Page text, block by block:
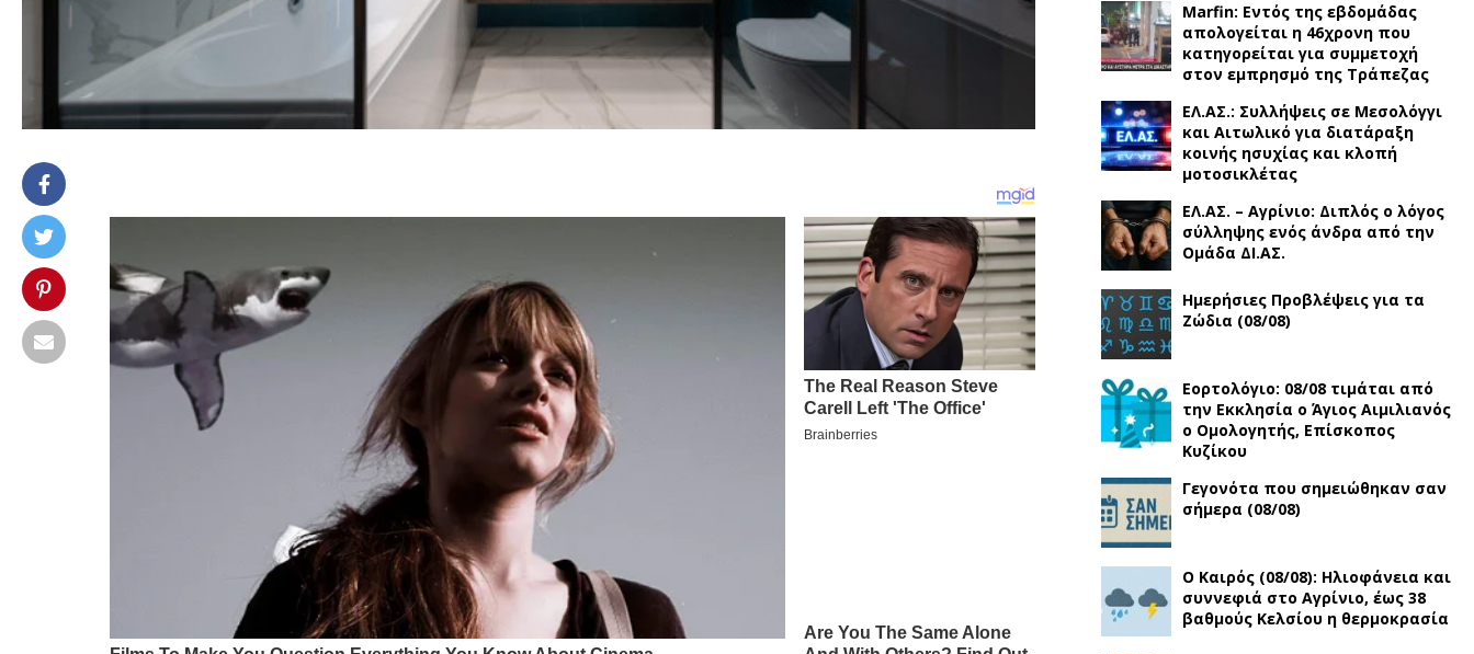
Marfin: Εντός της εβδομάδας
απολογείται η 46χρονη που
κατηγορείται για συμμετοχή
στον εμπρησμό της Τράπεζας
ΕΛ.ΑΣ.: Συλλήψεις σε Μεσολόγγι
και Αιτωλικό για διατάραξη
κοινής ησυχίας και κλοπή
μοτοσικλέτας
ΕΛ.ΑΣ. – Αγρίνιο: Διπλός ο λόγος
σύλληψης ενός άνδρα από την
Ομάδα ΔΙ.ΑΣ.
Ημερήσιες Προβλέψεις για τα
Ζώδια (08/08)
Εορτολόγιο: 08/08 τιμάται από
την Εκκλησία ο Άγιος Αιμιλιανός
ο Ομολογητής, Eπίσκοπος
Κυζίκου
Γεγονότα που σημειώθηκαν σαν
σήμερα (08/08)
Ο Καιρός (08/08): Ηλιοφάνεια και
συννεφιά στο Αγρίνιο, έως 38
βαθμούς Κελσίου η θερμοκρασία